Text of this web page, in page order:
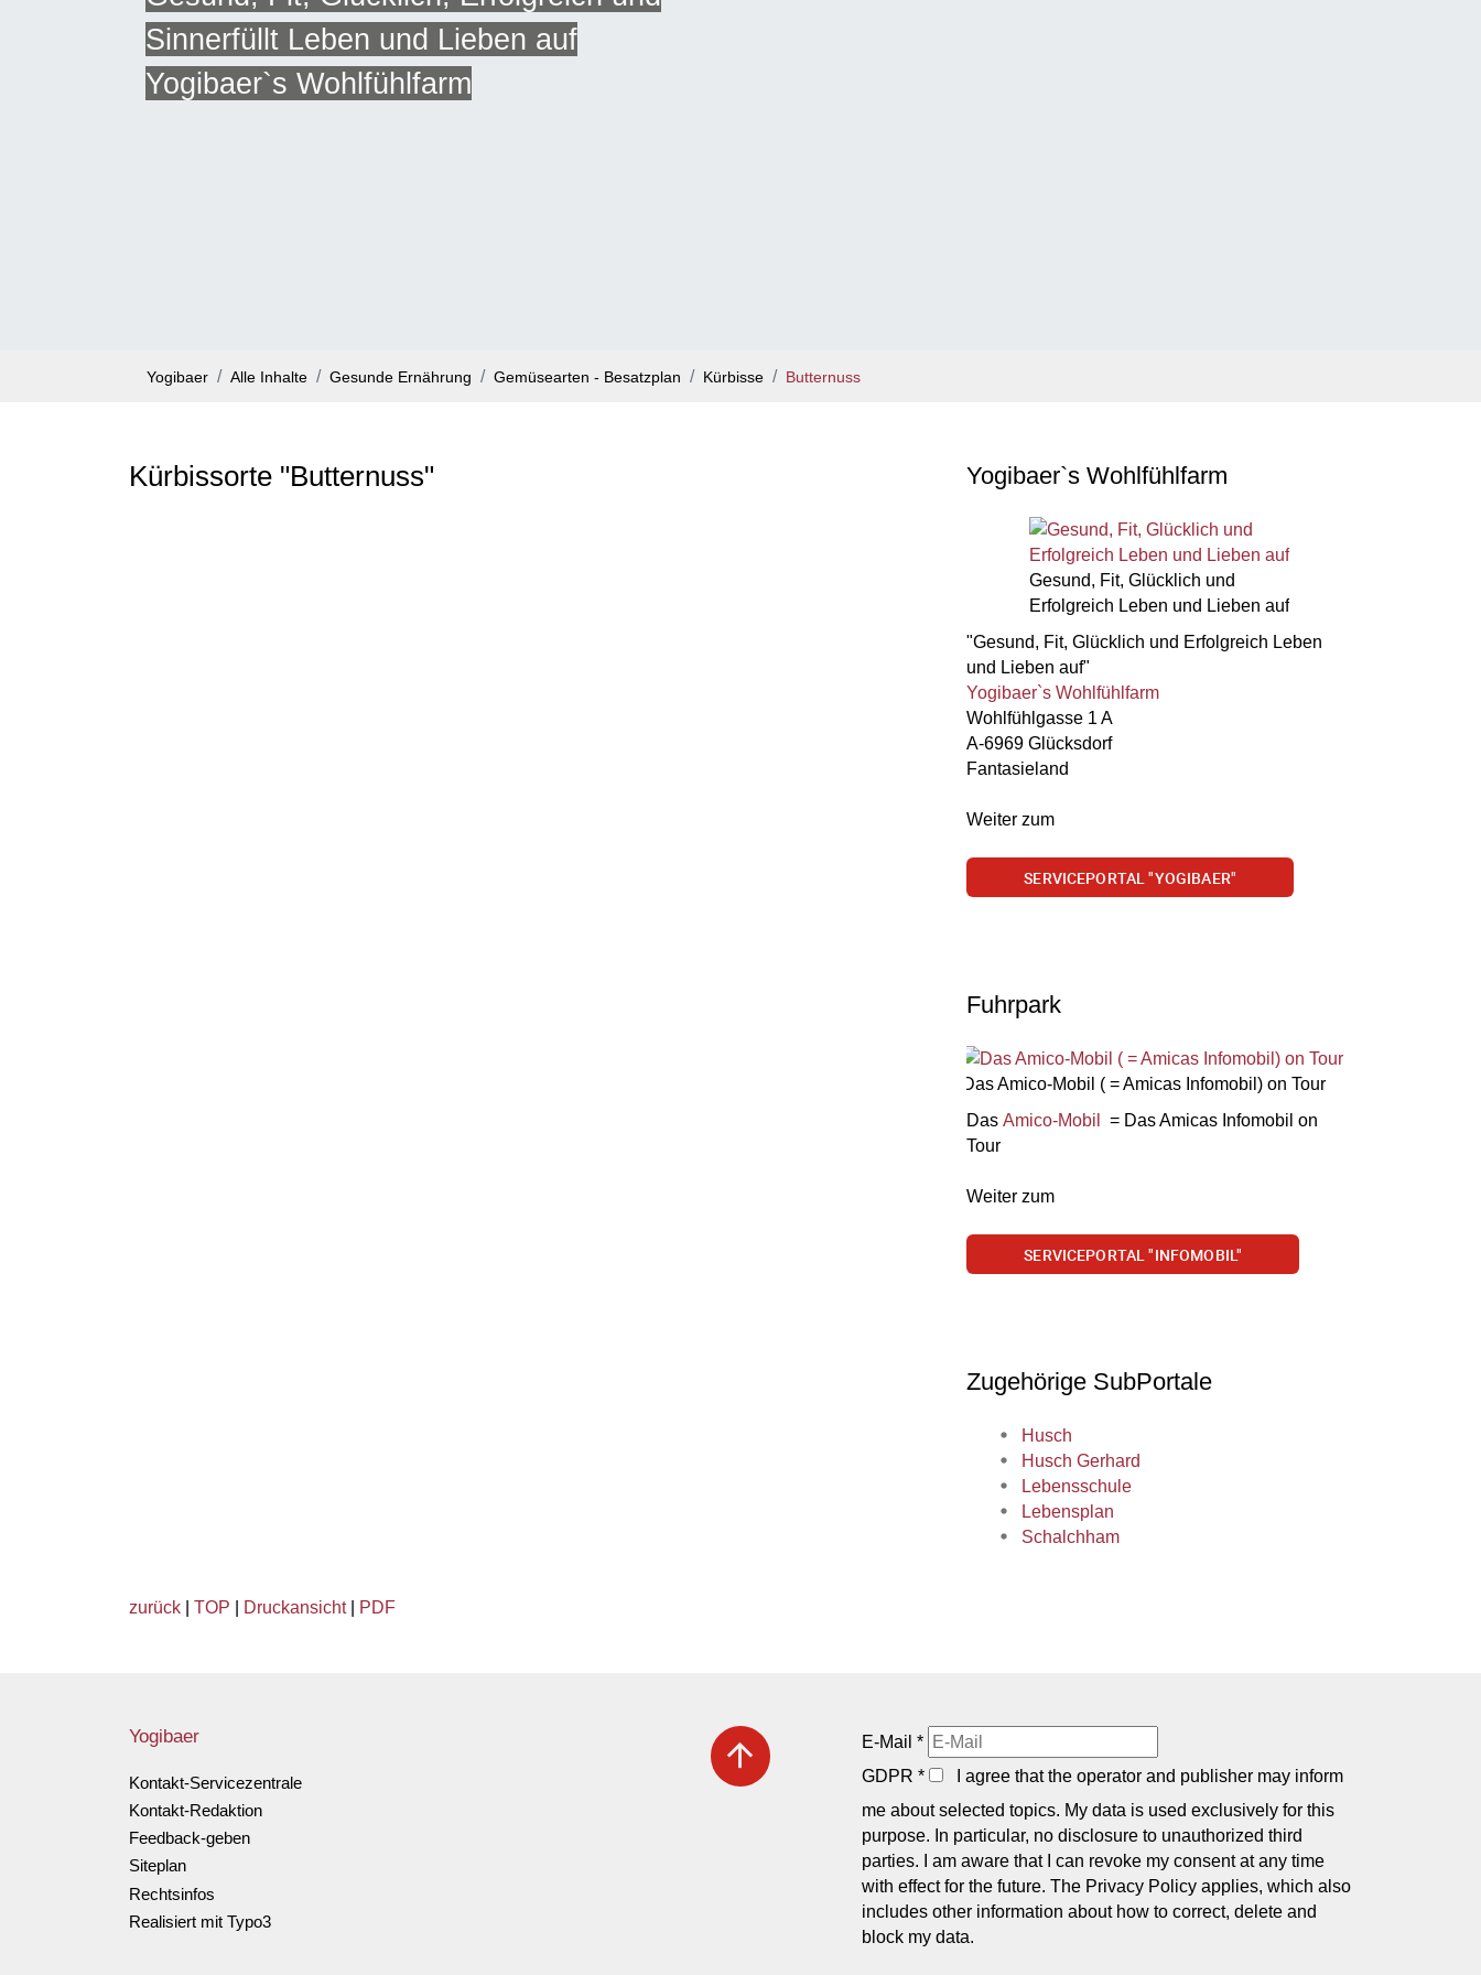
Sinnerfüllt Leben und Lieben auf
Yogibaer`s Wohlfühlfarm
Yogibaer Alle Inhalte Gesunde Ernährung Gemüsearten - Besatzplan Kürbisse Butternuss
Kürbissorte "Butternuss" Yogibaer`s Wohlfühlfarm
Gesund, Fit, Glücklich und
Erfolgreich Leben und Lieben auf
"Gesund, Fit, Glücklich und Erfolgreich Leben
und Lieben auf"
Yogibaer`s Wohlfühlfarm
Wohlfühlgasse 1 A
A-6969 Glücksdorf
Fantasieland
Weiter zum
SERVICEPORTAL "YOGIBAER"
Fuhrpark
Das Amico-Mobil ( = Amicas Infomobil) on Tour
Das Amico-Mobil
= Das Amicas Infomobil on
Tour
Weiter zum
SERVICEPORTAL "INFOMOBIL"
Zugehörige SubPortale
Husch
Husch Gerhard
Lebensschule
Lebensplan
Schalchham
zurück TOP Druckansicht| PDF
arrow_upward E-Mail *
GDPR *
I agree that the operator and publisher may inform
me about selected topics. My data is used exclusively for this
purpose. In particular, no disclosure to unauthorized third
parties. I am aware that I can revoke my consent at any time
with effect for the future. The Privacy Policy applies, which also
includes other information about how to correct, delete and
block my data.
Yogibaer
Kontakt-Servicezentrale
Kontakt-Redaktion
Feedback-geben
Siteplan
Rechtsinfos
Realisiert mit Typo3